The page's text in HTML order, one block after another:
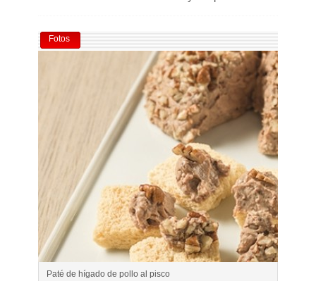
Fotos
Paté de hígado de pollo al pisco